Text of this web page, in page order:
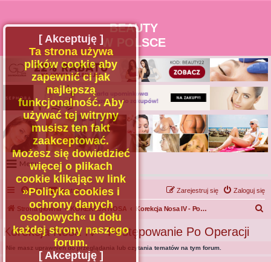
BEAUTY
W POLSCE
Menu
Portal
Facebook
Regulamin
Zapytaj administratora
Kontakt
FAQ Kontakt z nami Zaloguj się
Zarejestruj się
Strona główna KOREKCJA NOSA Korekcja Nosa IV - Postępowanie Po Operacji
Korekcja Nosa IV - Postępowanie Po Operacji
Nie masz uprawnień do przeglądania lub czytania tematów na tym forum.
[ Akceptuję ]
Ta strona używa
plików cookie aby
zapewnić ci jak
najlepszą
funkcjonalność. Aby
używać tej witryny
musisz ten fakt
zaakceptować.
Możesz się dowiedzieć
więcej o plikach
cookie klikając w link
»Polityka cookies i
ochrony danych
osobowych« u dołu
każdej strony naszego
forum.
[ Akceptuję ]